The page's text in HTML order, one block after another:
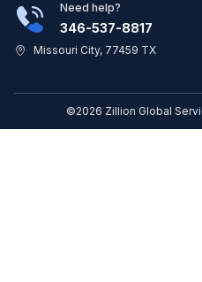
Need help?
346-537-8817
Missouri City, 77459 TX
©2026 Zillion Global